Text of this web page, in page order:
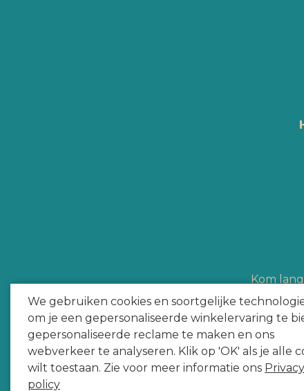
We gebruiken cookies en soortgelijke
om je een gepersonaliseerde winkelervaring te
gepersonaliseerde reclame te maken en ons
webverkeer te analyseren. Klik op 'OK' als je alle
wilt toestaan. Zie voor meer informatie ons Privacy
policy
Kom
Hype